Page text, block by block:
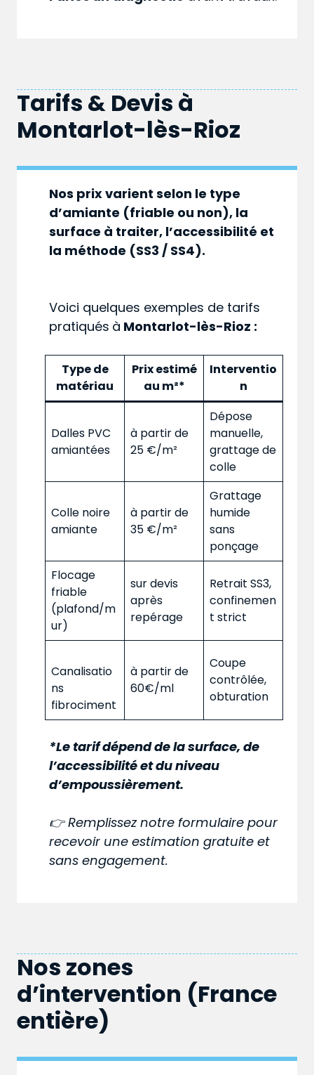
Tarifs & Devis à
Montarlot-lès-Rioz
Nos prix varient selon le type
d’amiante (friable ou non), la
surface à traiter, l’accessibilité et
la méthode (SS3 / SS4).
Voici quelques exemples de tarifs
pratiqués à Montarlot-lès-Rioz :
Type de
matériau
Prix estimé
au m²*
Interventio
n
Dalles PVC
amiantées
à partir de
25 €/m²
Dépose
manuelle,
grattage de
colle
Colle noire
amiante
à partir de
35 €/m²
Grattage
humide
sans
ponçage
Flocage
friable
(plafond/m
ur)
sur devis
après
repérage
Retrait SS3,
confinemen
t strict
Canalisatio
ns
fibrociment
à partir de
60€/ml
Coupe
contrôlée,
obturation
*Le tarif dépend de la surface, de
l’accessibilité et du niveau
d’empoussièrement.
👉 Remplissez notre formulaire pour
recevoir une estimation gratuite et
sans engagement.
Nos zones
d’intervention (France
entière)